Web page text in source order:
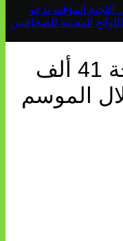
المؤقتة تدعو
المحينة للصحافيين
كلميم وادنون.. برمجة 41 ألف
الموسم